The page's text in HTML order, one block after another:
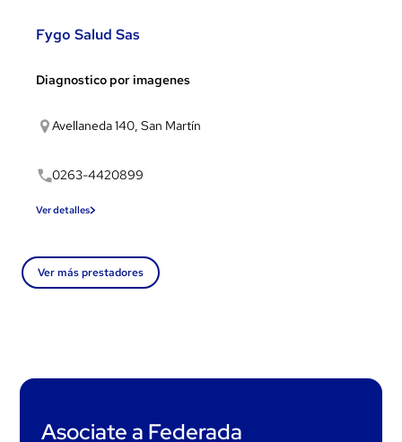
Fygo Salud Sas
Diagnostico por imagenes
Avellaneda 140, San Martín
0263-4420899
Ver detalles
Ver más prestadores
Asociate a Federada